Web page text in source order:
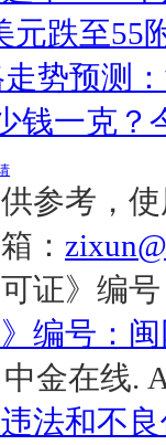
元跌至55
势预测
钱一克？
参考，
：
》编号
编号：
金在线.
违法和不